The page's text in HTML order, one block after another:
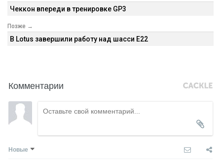
Чеккон впереди в тренировке GP3
Позже →
В Lotus завершили работу над шасси E22
Комментарии
Новые